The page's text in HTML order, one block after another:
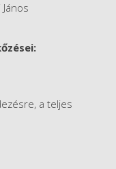
a teljes